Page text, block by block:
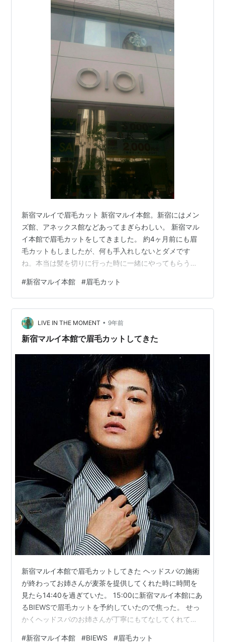
新宿マルイで眉毛カット 新宿マルイ本館。新宿にはメン
ズ館、アネックス館などあってまぎらわしい。 新宿マル
イ本館で眉毛カットをしてきました。 約4ヶ月前にも眉
毛カットもしましたが、何も手入れしないとダメです
ね。本当は髪を切りに行った時に一緒にやってもらうの
がよいかな。） 今日は自分の隣に別の男性客も来てい
た。 これまでと同様自分は左の眉山が少ないために左右
の高さが違うそうだ。しかし、左の眉山は毛が生えてこ
ないんだが・・・。 高さを合わせてくれと言ったが、骨
格に合わせてやっているので単純に高さを合わせること
#新宿マルイ本館 #眉毛カット
LIVE IN THE MOMENT • 9年前
新宿マルイ本館で眉毛カットしてきた
新宿マルイ本館で眉毛カットしてきた ヘッドスパの施術
が終わってお姉さんが麦茶を提供してくれた時に時間を
見たら14:40を過ぎていた。 15:00に新宿マルイ本館にあ
るBIEWSで眉毛カットを予約していたので焦った。 せっ
かくヘッドスパのお姉さんが丁寧にもてなしてくれてい
#新宿マルイ本館 #BIEWS #眉毛カット